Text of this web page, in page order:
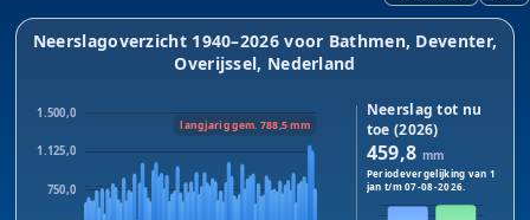
Neerslagoverzicht 1940–2026 voor Bathmen, Deventer,
Overijssel, Nederland
750,0
1.125,0
1.500,0
langjarig gem. 788,5 mm
Neerslag tot nu
toe (2026)
459,8 mm
Periodevergelijking van 1
jan t/m07-08-2026.